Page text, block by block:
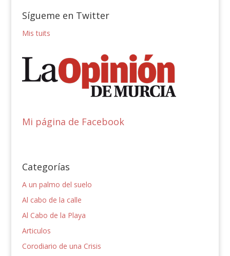
Sígueme en Twitter
Mis tuits
Mi página de Facebook
Categorías
A un palmo del suelo
Al cabo de la calle
Al Cabo de la Playa
Articulos
Corodiario de una Crisis